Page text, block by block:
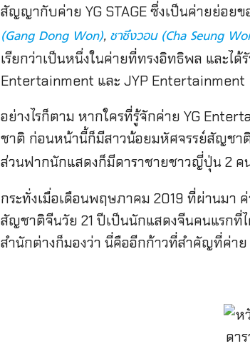
สัญญากับค่าย YG STAGE ซึ่งเป็นค่ายย่อย
(Gang Dong Won), ชาซึงวอน (Cha Seung
เรียกว่าเป็นหนึ่งในค่ายที่ทรงอิทธิพล และไ
Entertainment และ JYP Entertainment
อย่างไรก็ตาม หากใครที่รู้จักค่าย YG
ชาติ ก่อนหน้านี้ก็มีสาวน้อยมหัศจรรย์สัญชา
ส่วนฟากนักแสดงก็มีดาราชายชาวญี่ปุ่น 2 ค
กระทั่งเมื่อเดือนพฤษภาคม 2019 ที่ผ่านมา
สัญชาติจีนวัย 21 ปีเป็นนักแสดงจีนคนแรกที่
สำนักต่างก็มองว่า นี่คืออีกก้าวที่สำคัญที่ค่า